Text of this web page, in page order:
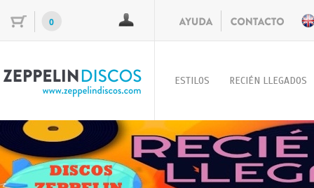
0
ESTILOS RECIÉN LLEGADOS